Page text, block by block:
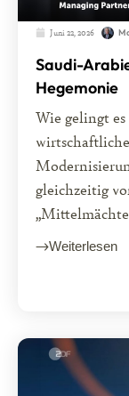
Juni 22, 2026
Saudi-
Hegemonie
Wie gelingt
gleichzeitig
Weiterlesen